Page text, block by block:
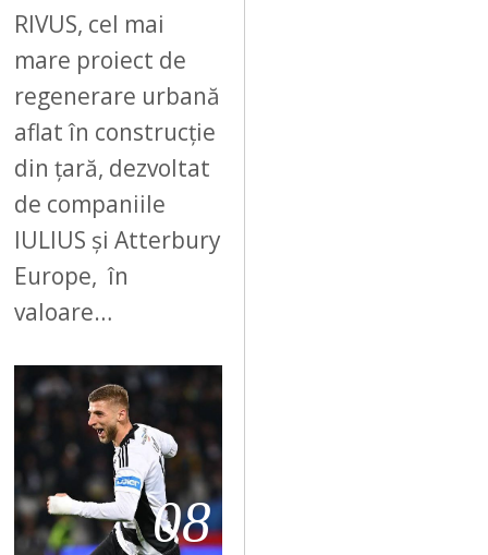
RIVUS, cel mai
mare proiect de
regenerare urbană
aflat în construcție
din țară, dezvoltat
de companiile
IULIUS și Atterbury
Europe, în
valoare…
08